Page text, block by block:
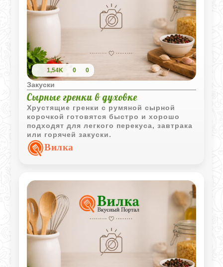
1,54K 0 0
Закуски
Сырные гренки в духовке
Хрустящие гренки с румяной сырной
корочкой готовятся быстро и хорошо
подходят для легкого перекуса, завтрака
или горячей закуски.
Вилка